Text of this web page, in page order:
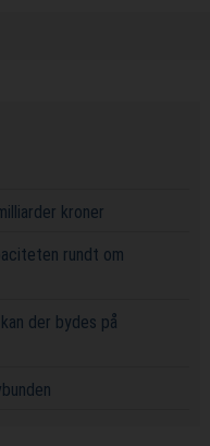
kroner
rundt om
der bydes på